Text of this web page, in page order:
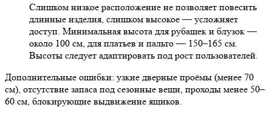
Слишком низкое расположение не позволяет повесить
длинные изделия, слишком высокое — усложняет
доступ. Минимальная высота для рубашек и блузок —
около 100 см, для платьев и пальто — 150–165 см.
Высоты следует адаптировать под рост пользователей.
Дополнительные ошибки: узкие дверные проёмы (менее 70
см), отсутствие запаса под сезонные вещи, проходы менее 50–
60 см, блокирующие выдвижение ящиков.